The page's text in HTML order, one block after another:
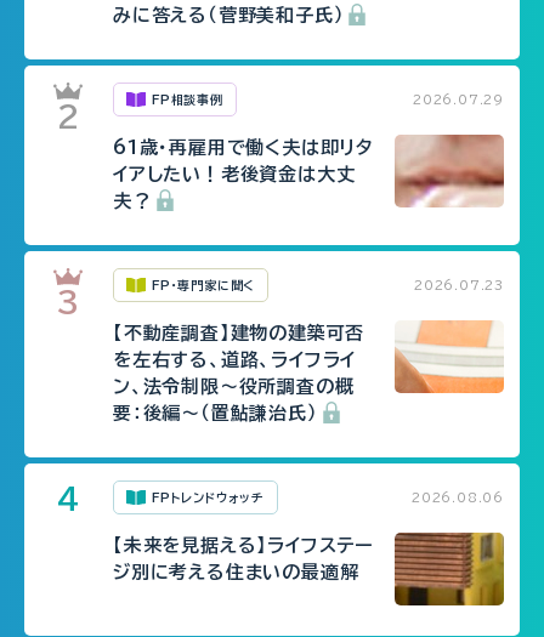
みに答える（菅野美和子氏）
FP相談事例 2026.07.29
61歳・再雇用で働く夫は即リタ
イアしたい！老後資金は大丈
夫？
FP・専門家に聞く 2026.07.23
【不動産調査】建物の建築可否
を左右する、道路、ライフライ
ン、法令制限～役所調査の概
要：後編～（置鮎謙治氏）
FPトレンドウォッチ 2026.08.06
【未来を見据える】ライフステー
ジ別に考える住まいの最適解